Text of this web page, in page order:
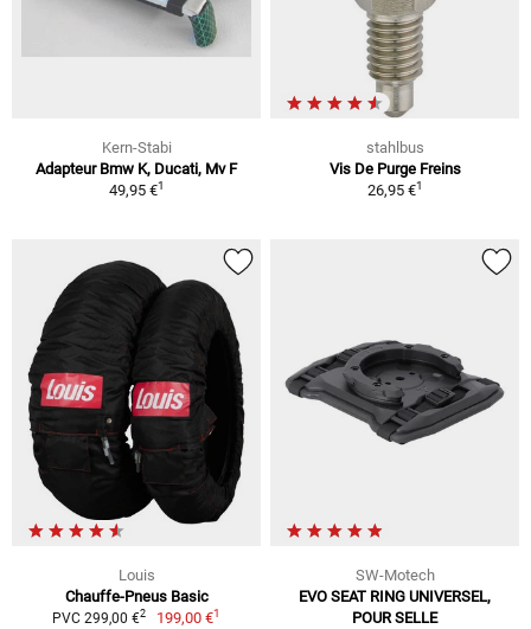
Kern-Stabi
Adapteur Bmw K, Ducati, Mv F
49,95 €1
stahlbus
Vis De Purge Freins
26,95 €1
Louis
Chauffe-Pneus Basic
PVC 299,00 €2 199,00 €1
SW-Motech
EVO SEAT RING UNIVERSEL,
POUR SELLE